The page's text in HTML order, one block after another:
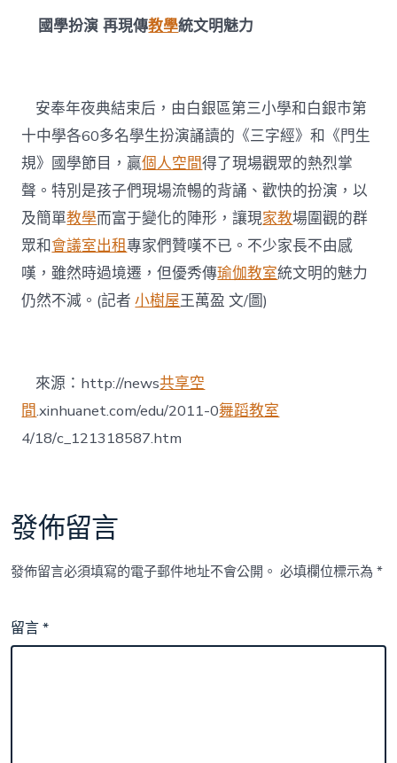
國學扮演 再現傳教學統文明魅力
安奉年夜典結束后，由白銀區第三小學和白銀市第
十中學各60多名學生扮演誦讀的《三字經》和《門生
規》國學節目，贏個人空間得了現場觀眾的熱烈掌
聲。特別是孩子們現場流暢的背誦、歡快的扮演，以
及簡單教學而富于變化的陣形，讓現家教場圍觀的群
眾和會議室出租專家們贊嘆不已。不少家長不由感
嘆，雖然時過境遷，但優秀傳瑜伽教室統文明的魅力
仍然不減。(記者小樹屋王萬盈 文/圖)
來源：http://news共享空
間.xinhuanet.com/edu/2011-0舞蹈教室
4/18/c_121318587.htm
發佈留言
發佈留言必須填寫的電子郵件地址不會公開。 必填欄位標示為*
留言*